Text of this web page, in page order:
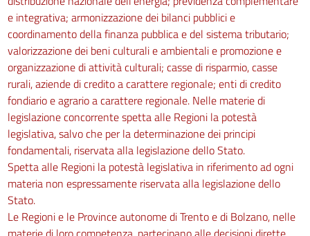
e integrativa; armonizzazione dei bilanci pubblici e
coordinamento della finanza pubblica e del sistema tributario;
valorizzazione dei beni culturali e ambientali e promozione e
organizzazione di attività culturali; casse di risparmio, casse
rurali, aziende di credito a carattere regionale; enti di credito
fondiario e agrario a carattere regionale. Nelle materie di
legislazione concorrente spetta alle Regioni la potestà
legislativa, salvo che per la determinazione dei principi
fondamentali, riservata alla legislazione dello Stato.
Spetta alle Regioni la potestà legislativa in riferimento ad ogni
materia non espressamente riservata alla legislazione dello
Stato.
Le Regioni e le Province autonome di Trento e di Bolzano, nelle